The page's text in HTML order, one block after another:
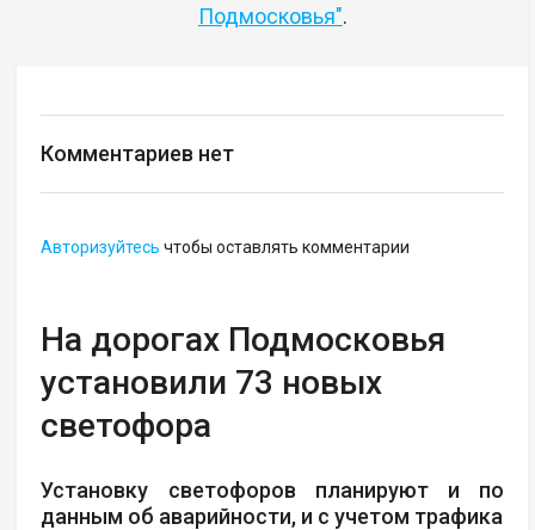
Подмосковья".
Комментариев нет
Авторизуйтесь чтобы оставлять комментарии
На дорогах Подмосковья
установили 73 новых
светофора
Установку светофоров планируют и по
данным об аварийности, и с учетом трафика